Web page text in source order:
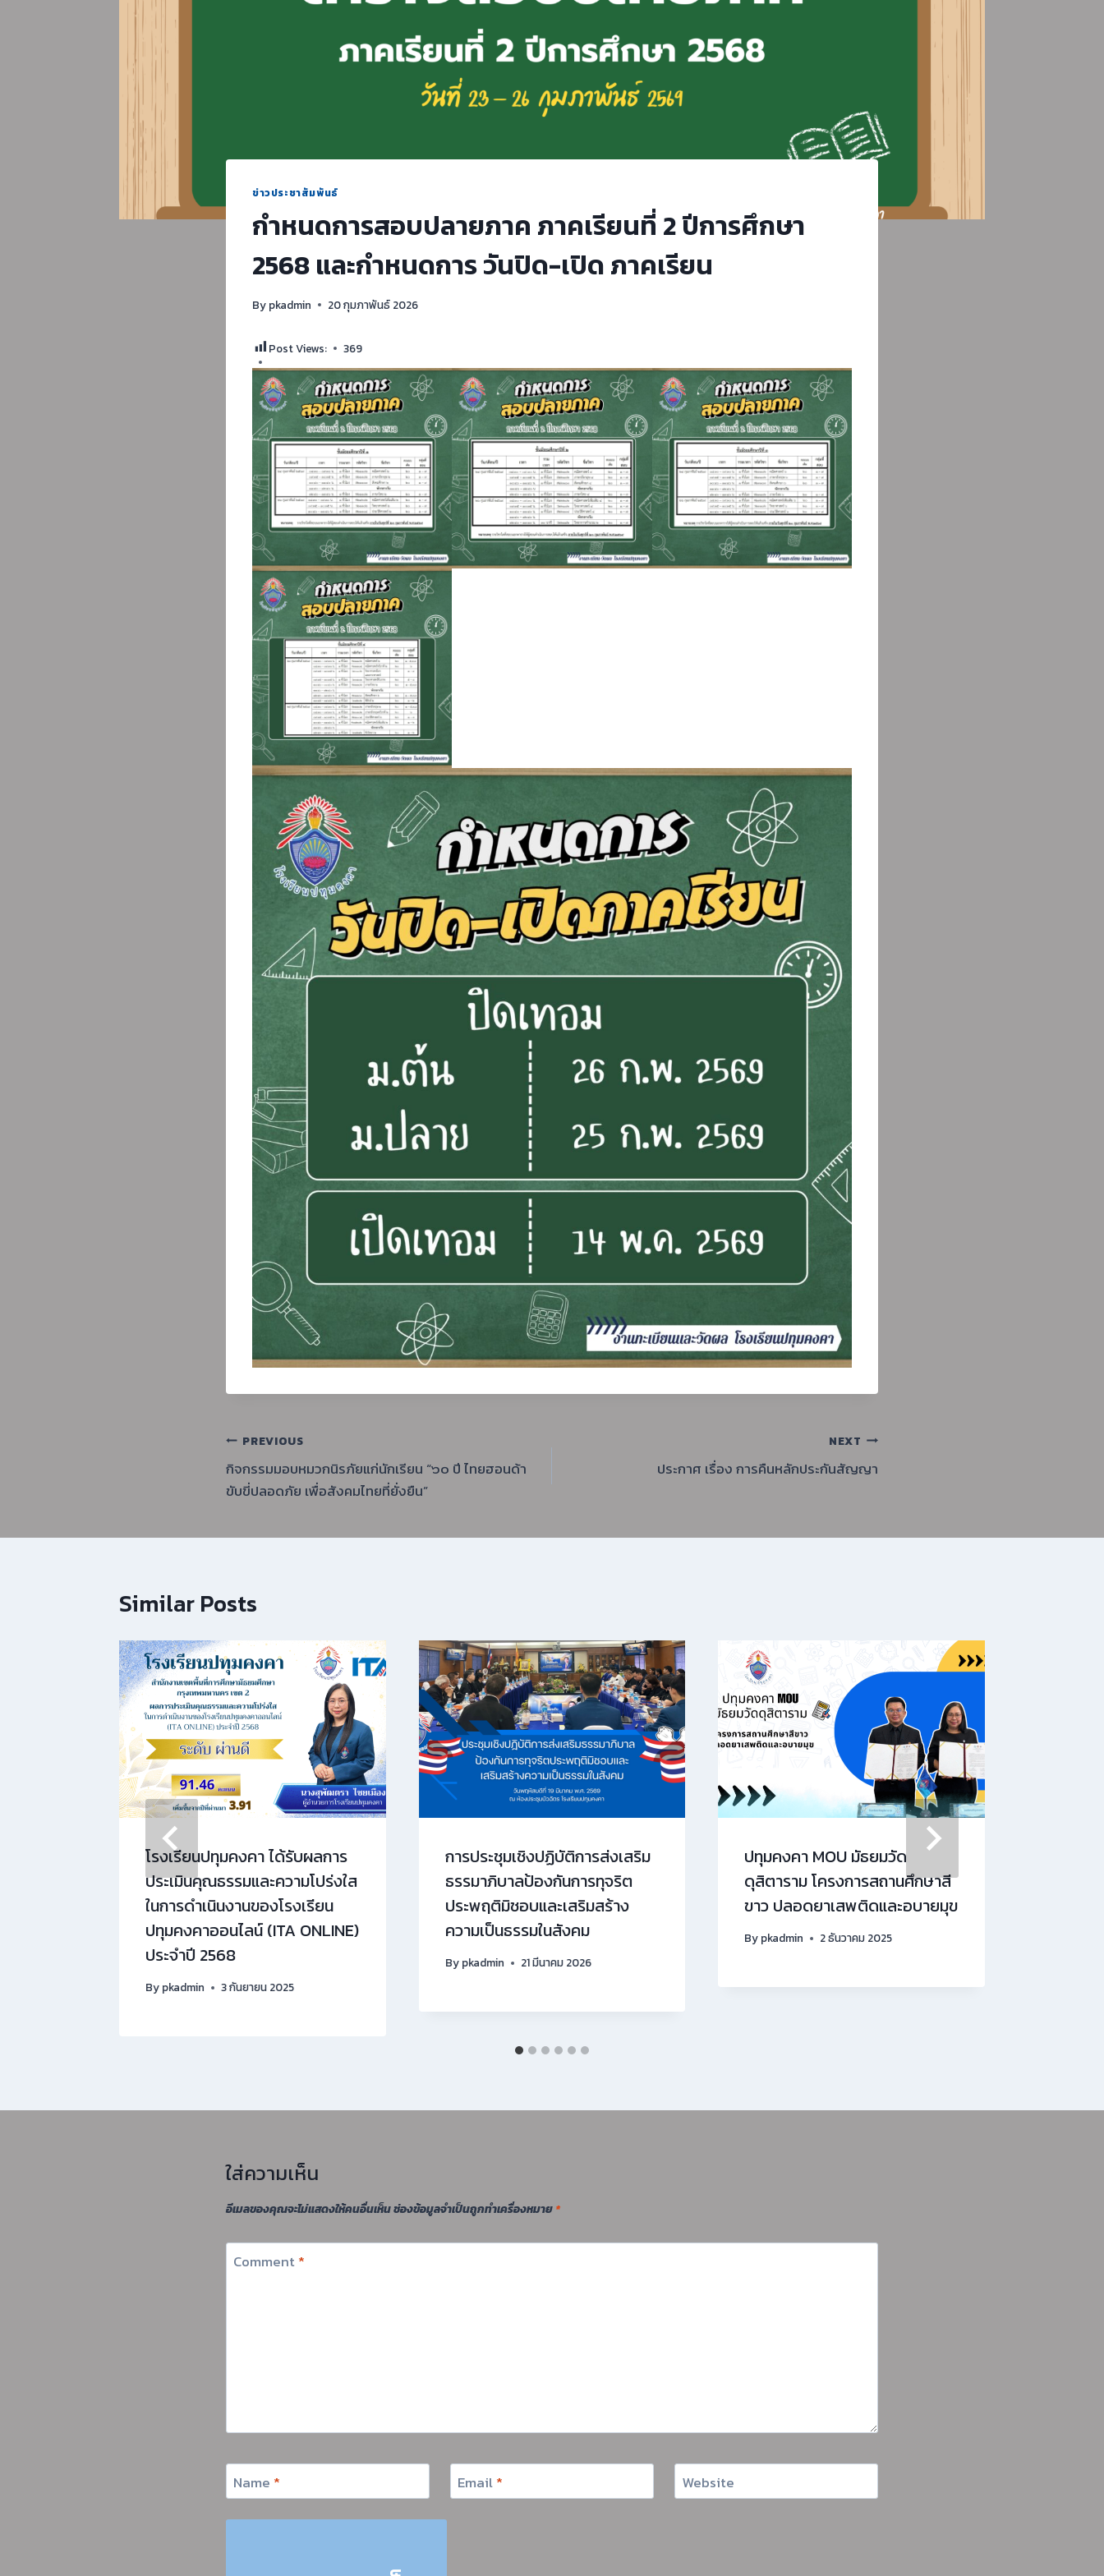
ข่าวประชาสัมพันธ์
กำหนดการสอบปลายภาค ภาคเรียนที่ 2 ปีการศึกษา
2568 และกำหนดการ วันปิด-เปิด ภาคเรียน
By pkadmin 20 กุมภาพันธ์ 2026
Post Views: 369
แนะแนว
เรื่อง
PREVIOUS
กิจกรรมมอบหมวกนิรภัยแก่นักเรียน “๖๐ ปี ไทยฮอนด้า
ขับขี่ปลอดภัย เพื่อสังคมไทยที่ยั่งยืน”
NEXT
ประกาศ เรื่อง การคืนหลักประกันสัญญา
Similar Posts
โรงเรียนปทุมคงคา ได้รับผลการ
ประเมินคุณธรรมและความโปร่งใส
ในการดำเนินงานของโรงเรียน
ปทุมคงคาออนไลน์ (ITA ONLINE)
ประจำปี 2568
By pkadmin 3 กันยายน 2025
การประชุมเชิงปฏิบัติการส่งเสริม
ธรรมาภิบาลป้องกันการทุจริต
ประพฤติมิชอบและเสริมสร้าง
ความเป็นธรรมในสังคม
By pkadmin 21 มีนาคม 2026
ปทุมคงคา MOU มัธยมวัด
ดุสิตาราม โครงการสถานศึกษาสี
ขาว ปลอดยาเสพติดและอบายมุข
By pkadmin 2 ธันวาคม 2025
ใส่ความเห็น
อีเมลของคุณจะไม่แสดงให้คนอื่นเห็นช่องข้อมูลจำเป็นถูกทำเครื่องหมาย *
Comment *
Name * Email* Website